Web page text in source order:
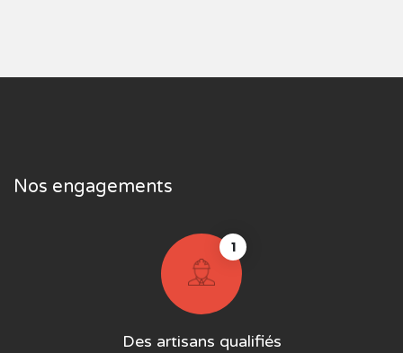
Nos engagements
1
Des artisans qualifiés